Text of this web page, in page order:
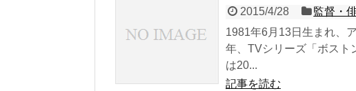
2015/4/28
監督・
1981年6月13日生まれ、
年、TVシリーズ「ボスト
は20...
記事を読む